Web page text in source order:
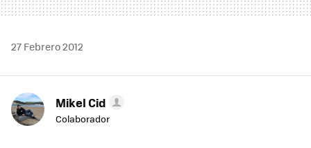
27 Febrero 2012
Mikel Cid
Colaborador